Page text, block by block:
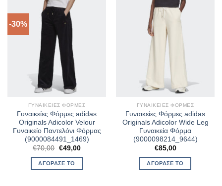
-30%
ΓΥΝΑΙΚΕΊΕΣ ΦΌΡΜΕΣ
Γυναικείες Φόρμες adidas
Originals Adicolor Velour
Γυναικείο Παντελόνι Φόρμας
(9000084491_1469)
€70,00 Original
was:
€70,00.
€49,00Η
ΑΓΌΡΑΣΈ ΤΟ
ΓΥΝΑΙΚΕΊΕΣ ΦΌΡΜΕΣ
Γυναικείες Φόρμες adidas
Originals Adicolor Wide Leg
Γυναικεία Φόρμα
(9000098214_9644)
€85,00
ΑΓΌΡΑΣΈ ΤΟ